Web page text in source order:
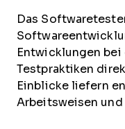
Das
Entwicklungen
Testpraktiken
Einblicke liefern
Arbeitsweisen